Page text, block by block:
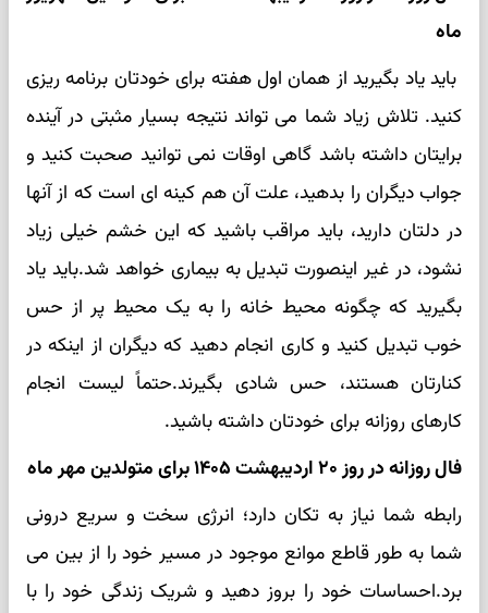
ماه
باید یاد بگیرید از همان اول هفته برای خودتان برنامه ریزی
کنید. تلاش زیاد شما می‌ تواند نتیجه بسیار مثبتی در آینده
برایتان داشته باشد‌ گاهی اوقات نمی توانید صحبت کنید و
جواب دیگران را بدهید، علت آن هم کینه ای است که از آنها
در دلتان دارید، باید مراقب باشید که این خشم خیلی زیاد
نشود، در غیر اینصورت تبدیل به بیماری خواهد شد.باید یاد
بگیرید که چگونه محیط خانه را به یک محیط پر از حس
خوب تبدیل کنید و کاری انجام دهید که دیگران از اینکه در
کنارتان هستند، حس شادی بگیرند.حتماً لیست انجام
کارهای روزانه برای خودتان داشته باشید.
فال روزانه در روز ۲۰ اردیبهشت ۱۴۰۵ برای متولدین مهر ماه
رابطه شما نیاز به تکان دارد؛ انرژی سخت و سریع درونی
شما به طور قاطع موانع موجود در مسیر خود را از بین می
برد.احساسات خود را بروز دهید و شریک زندگی خود را با